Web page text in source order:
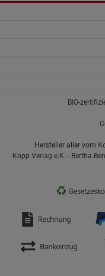
BIO-
Hersteller aller vom
Kopp Verlag e.K. - Bertha-
♻